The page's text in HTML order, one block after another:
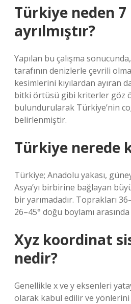
Türkiye neden
ayrılmıştır?
Yapılan bu çalışma
tarafının denizlerle çevrili
kesimlerini kıyılardan ayıran
bitki örtüsü gibi kriterler göz
bulundurularak Türkiye’nin
belirlenmiştir.
Türkiye nerede
Türkiye; Anadolu yakası,
Asya’yı birbirine bağlayan
bir yarımadadır. Toprakları
26–45° doğu boylamı arasında
Xyz koordinat
nedir?
Genellikle x ve y eksenleri
olarak kabul edilir ve